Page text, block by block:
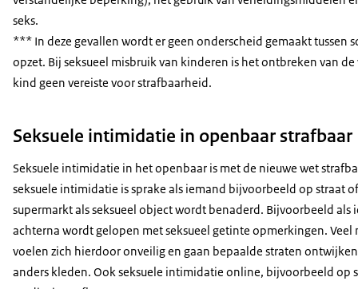
seks.
*** In deze gevallen wordt er geen onderscheid gemaakt tussen
opzet. Bij seksueel misbruik van kinderen is het ontbreken van
kind geen vereiste voor strafbaarheid.
Seksuele intimidatie in openbaar strafbaar
Seksuele intimidatie in het openbaar is met de nieuwe wet
seksuele intimidatie is sprake als iemand bijvoorbeeld op straat
supermarkt als seksueel object wordt benaderd. Bijvoorbeeld als
achterna wordt gelopen met seksueel getinte opmerkingen. Veel
voelen zich hierdoor onveilig en gaan bepaalde straten
anders kleden. Ook seksuele intimidatie online, bijvoorbeeld op